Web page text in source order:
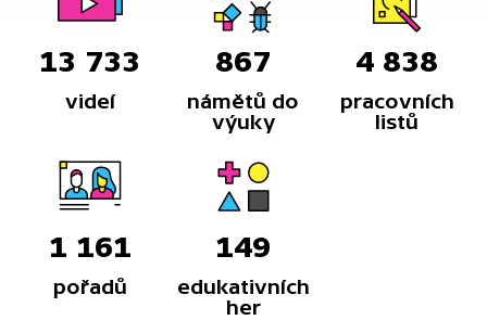
13 733
videí
867
námětů do
výuky
4 838
pracovních
listů
1 161
pořadů
149
edukativních
her